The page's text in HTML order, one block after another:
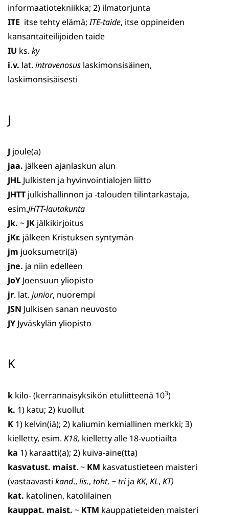
informaatiotekniikka; 2) ilmatorjunta
ITE itse tehty elämä;ITE-taide, itse oppineiden
kansantaiteilijoiden taide
IU ks. ky
i.v. lat. intravenosus laskimonsisäinen,
laskimonsisäisesti
J
J joule(a)
jaa. jälkeen ajanlaskun alun
JHL Julkisten ja hyvinvointialojen liitto
JHTT julkishallinnon ja -talouden tilintarkastaja,
esim.JHTT-lautakunta
Jk. ~ JK jälkikirjoitus
jKr. jälkeen Kristuksen syntymän
jm juoksumetri(ä)
jne. ja niin edelleen
JoY Joensuun yliopisto
jr. lat. junior, nuorempi
JSN Julkisen sanan neuvosto
JY Jyväskylän yliopisto
K
k kilo- (kerrannaisyksikön etuliitteenä 103)
k. 1) katu; 2) kuollut
K 1) kelvin(iä); 2) kaliumin kemiallinen merkki; 3)
kielletty, esim. K18, kielletty alle 18-vuotiailta
ka 1) karaatti(a); 2) kuiva-aine(tta)
kasvatust. maist. ~ KM kasvatustieteen maisteri
(vastaavasti kand., lis., toht. ~trija KK, KL, KT)
kat. katolinen, katolilainen
kauppat. maist. ~ KTM kauppatieteiden maisteri